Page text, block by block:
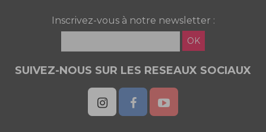
Inscrivez-vous à notre newsletter :
OK
SUIVEZ-NOUS SUR LES RESEAUX SOCIAUX